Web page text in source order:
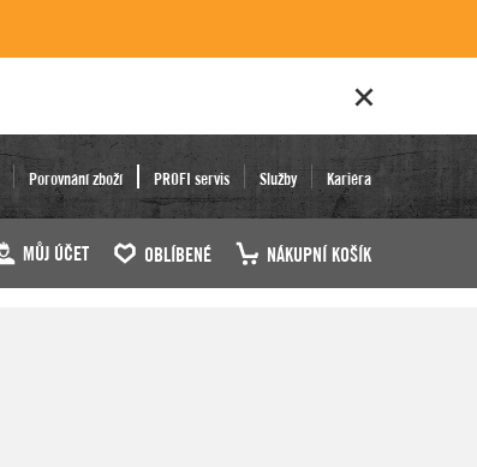
Porovnání zboží PROFI servis Služby Kariéra
MŮJ ÚČET OBLÍBENÉ NÁKUPNÍ KOŠÍK